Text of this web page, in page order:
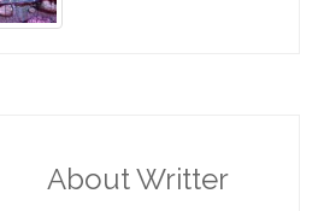
About Writter